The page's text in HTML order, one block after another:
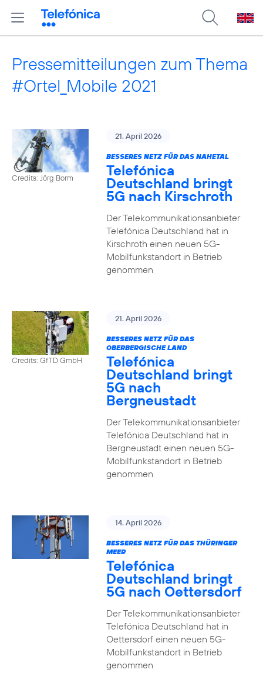
Pressemitteilungen zum Thema
#Ortel_Mobile 2021
Credits: Jörg Borm
21. April 2026
BESSERES NETZ FÜR DAS NAHETAL
Telefónica
Deutschland bringt
5G nach Kirschroth
Der Telekommunikationsanbieter
Telefónica Deutschland hat in
Kirschroth einen neuen 5G-
Mobilfunkstandort in Betrieb
genommen
Credits: GfTD GmbH
21. April 2026
BESSERES NETZ FÜR DAS
OBERBERGISCHE LAND
Telefónica
Deutschland bringt
5G nach
Bergneustadt
Der Telekommunikationsanbieter
Telefónica Deutschland hat in
Bergneustadt einen neuen 5G-
Mobilfunkstandort in Betrieb
genommen
14. April 2026
BESSERES NETZ FÜR DAS THÜRINGER
MEER
Telefónica
Deutschland bringt
5G nach Oettersdorf
Der Telekommunikationsanbieter
Telefónica Deutschland hat in
Oettersdorf einen neuen 5G-
Mobilfunkstandort in Betrieb
genommen